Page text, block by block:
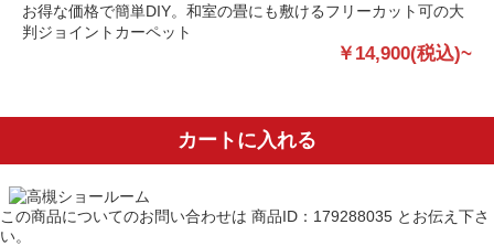
お得な価格で簡単DIY。和室の畳にも敷けるフリーカット可の大
判ジョイントカーペット
￥14,900(税込)~
カートに入れる
この商品についてのお問い合わせは 商品ID：179288035 とお伝え下さ
い。